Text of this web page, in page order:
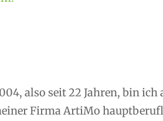
also seit 22 Jahren, bin
Firma ArtiMo